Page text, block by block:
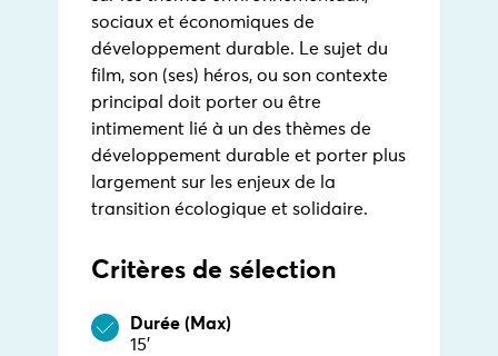
sociaux et économiques de
développement durable. Le sujet du
film, son (ses) héros, ou son contexte
principal doit porter ou être
intimement lié à un des thèmes de
développement durable et porter plus
largement sur les enjeux de la
transition écologique et solidaire.
Critères de sélection
Durée (Max)
15’